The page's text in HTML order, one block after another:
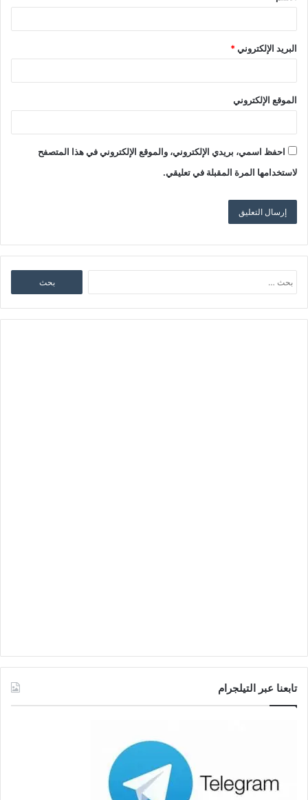
البريد الإلكتروني*
الموقع الإلكتروني
احفظ اسمي، بريدي الإلكتروني، والموقع الإلكتروني في هذا المتصفح
لاستخدامها المرة المقبلة في تعليقي.
عن:
تابعنا عبر التيلجرام